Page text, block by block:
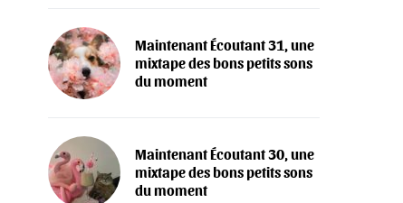
Maintenant Écoutant 31, une
mixtape des bons petits sons
du moment
Maintenant Écoutant 30, une
mixtape des bons petits sons
du moment